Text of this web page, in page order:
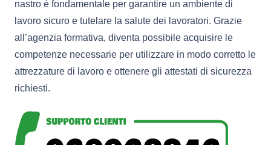
nastro è fondamentale per garantire un ambiente di
lavoro sicuro e tutelare la salute dei lavoratori. Grazie
all’agenzia formativa, diventa possibile acquisire le
competenze necessarie per utilizzare in modo corretto le
attrezzature di lavoro e ottenere gli attestati di sicurezza
richiesti.